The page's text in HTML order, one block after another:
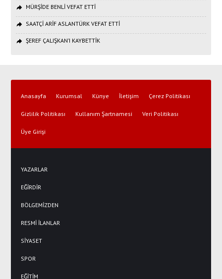
MÜRŞİDE BENLİ VEFAT ETTİ
SAATÇİ ARİF ASLANTÜRK VEFAT ETTİ
ŞEREF ÇALIŞKAN’I KAYBETTİK
Anasayfa Kurumsal Künye İletişim Çerez Politikası
Gizlilik Politikası Kullanım Şartnamesi Veri Politikası
Üye Girişi
YAZARLAR
EĞİRDİR
BÖLGEMİZDEN
RESMİ İLANLAR
SİYASET
SPOR
EĞİTİM